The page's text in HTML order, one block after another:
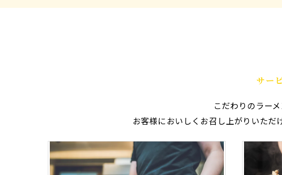
サー
こだわりのラー
お客様においしくお召し上がりいただ